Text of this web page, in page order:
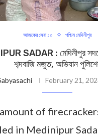
আজকের সেরা ১০ পশ্চিম মেদিনীপুর
SADAR : মেদিনীপুর সদরে
শব্দবাজি মজুত, অভিযান
February 21,
of
in Medinipur